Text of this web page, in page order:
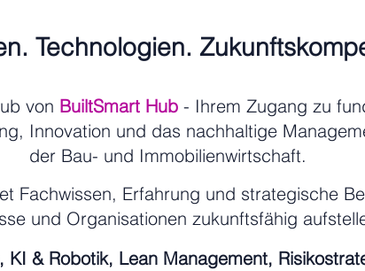
Technologien.
von BuiltSmart Hub- Ihrem Zugang zu
Innovation und das nachhaltige
der Bau- und Immobilienwirtschaft.
Fachwissen, Erfahrung und strategische
und Organisationen zukunftsfähig
KI & Robotik, Lean Management,